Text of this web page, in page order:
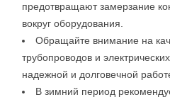
предотвращают замерзание
вокруг оборудования.
Обращайте внимание на
трубопроводов и
надежной и долговечной
В зимний период